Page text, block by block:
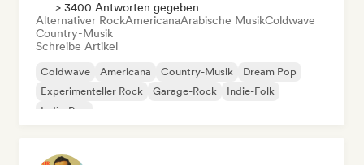
> 3400 Antworten gegeben
Alternativer RockAmericanaArabische MusikColdwave
Country-Musik
Schreibe Artikel
Coldwave Americana Country-Musik
Dream Pop
Experimenteller Rock
Garage-Rock
Indie-Folk
Indie-Pop